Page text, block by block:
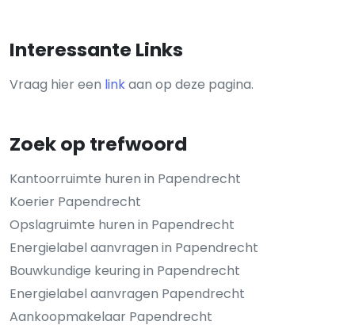
Interessante Links
Vraag hier een linkaan op deze pagina.
Zoek op trefwoord
Kantoorruimte huren in Papendrecht
Koerier Papendrecht
Opslagruimte huren in Papendrecht
Energielabel aanvragen in Papendrecht
Bouwkundige keuring in Papendrecht
Energielabel aanvragen Papendrecht
Aankoopmakelaar Papendrecht